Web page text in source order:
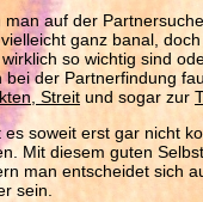
man auf der
ganz banal,
so wichtig sind
bei der Partnerfindung
Streit und sogar zur
es soweit erst gar nicht
Mit diesem guten
man entscheidet sich
sein.